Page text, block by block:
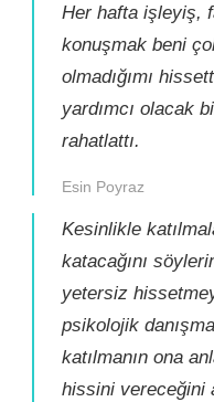
Her hafta işleyiş,
konuşmak beni
olmadığımı
yardımcı olacak
rahatlattı.
Esin Poyraz
Kesinlikle
katacağını
yetersiz
psikolojik
katılmanın ona
hissini vereceğini